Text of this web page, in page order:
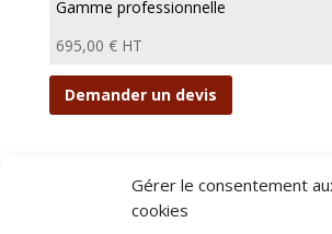
Gérer le consentement
cookies
Gamme professionnelle
695,00 € HT
Demander un devis
1 2 3 →